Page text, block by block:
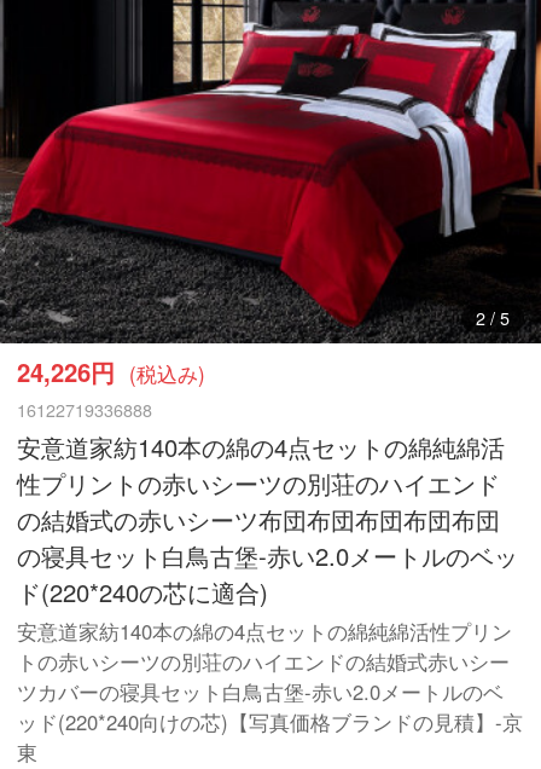
3/ 5
24,226円 (税込み)
16122719336888
安意道家紡140本の綿の4点セットの綿純綿活
性プリントの赤いシーツの別荘のハイエンド
の結婚式の赤いシーツ布団布団布団布団布団
の寝具セット白鳥古堡-赤い2.0メートルのベッ
ド(220*240の芯に適合)
安意道家紡140本の綿の4点セットの綿純綿活性プリン
トの赤いシーツの別荘のハイエンドの結婚式赤いシー
ツカバーの寝具セット白鳥古堡-赤い2.0メートルのベ
ッド(220*240向けの芯)【写真価格ブランドの見積】-京
東